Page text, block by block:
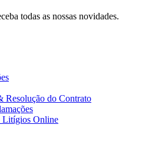
todas as nossas novidades.
Resolução do Contrato
Litígios Online